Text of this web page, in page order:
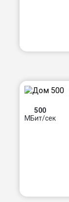
500
МБит/сек